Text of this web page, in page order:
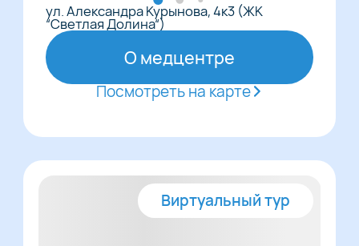
ул. Александра Курынова, 4к3 (ЖК
“Светлая Долина“)
О медцентре
Посмотреть на карте
Виртуальный тур